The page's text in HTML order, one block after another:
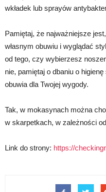
wkładek lub sprayów
Pamiętaj, że najważniejsze
własnym obuwiu i wyglądać
od tego, czy wybierzesz
nie, pamiętaj o dbaniu o
obuwia dla Twojej wygody.
Tak, w mokasynach można
w skarpetkach, w zależności
Link do strony: https://